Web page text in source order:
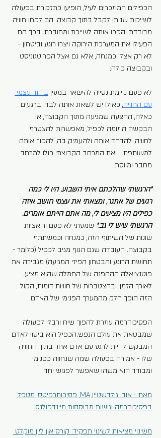
הכפילים המוזכרים לעיל, הופיעו כתזכורת בפעולה
לשייכות שניתן לקבל בתוך קבוצה. הם לקחו חוויה
מבודדת והפכו אותה לשייכת ומחוברת. בכך הם
הפעילו את המערכת הירוקה ויצרו רוגע וביטחון -
לא רק אצלי כמנחה, אלא גם אצל הפרוטגוניסט
ובקבוצה כולה.
לא פעם קיימת נטייה להישאר במעין בידוד עצמי
עם החוויה, כאילו יש לשאת אותה לבד. ברגעים
כאלה, ההצעה שמגיעה מתוך הקבוצה, או
הבקשה היזומה לכפיל, מאפשרות להצטרף
לחוויה, להדהד אותה ולהעמיק בה, להפוך אותה
למשותפת - ואת המרחב הקבוצתי כולו למרחב
מחבר ומווסת.
“הרגשתי שהלכתם איתי השבוע. היו לי כמה
רגעים של אתגר, ומצאתי את עצמי חושב איזה
כפילים היו מציעים לי, מה אתם הייתם אומרים.
הרגשתי שיש לי גב.” שמעתי לא פעם וריאציות
שונות של השיתוף הזה, כמנחה וכמשתתף
בקבוצה. העובדה שגם הגוף מגיב לכפיל (כלומר -
תחושת הרוגע והבטחון הפיזי המגיעה) מגבירה את
פוטנציאלה הההפנה של החמלה שהוא מציע.
לאורך הזמן, ובהצטברות של חוויות דומות, הקול
הזה הופך חלק מהמערך הפנימי של האדם.
הפסיכודרמה עוזרת להפוך שיח ורבלי לפעולה
שמבטאת את עולם הנפש.הכפיל הוא ביטוי לאדם
המבקש להיות לרגע עם אדם אחר בתוך החוויה
שלו - אמירה בפעולה שמה שנחווה כפנימי
ומבודד הוא משהו שאפשר לפגוש יחד.
מאת - אודי גולדשטיין MA, פסיכותרפיטס, מטפל
בפסיכודרמה וגישות מבוססות מיינדפולנס.
משינוי מציאות לשינוי תפקיד: קורס און ליין מוקלט